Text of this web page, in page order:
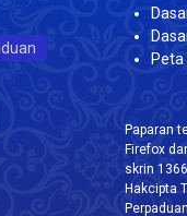
Paparan
Firefox
skrin
Hakcipta